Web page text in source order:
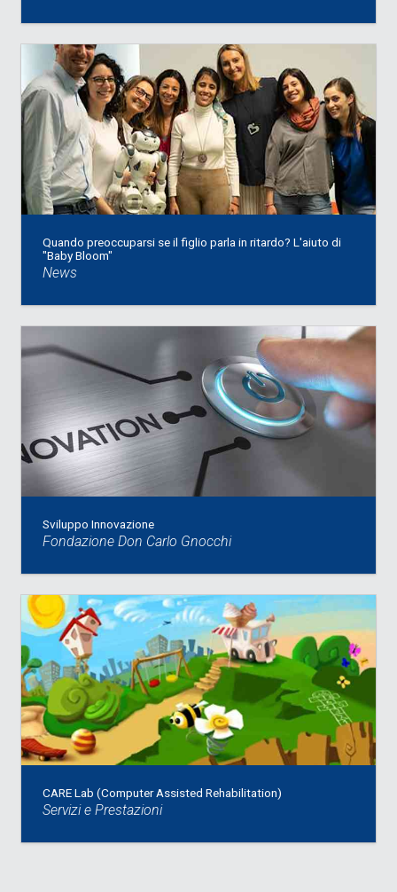
Quando preoccuparsi se il figlio parla in ritardo? L'aiuto di
"Baby Bloom"
News
Sviluppo Innovazione
Fondazione Don Carlo Gnocchi
CARE Lab (Computer Assisted Rehabilitation)
Servizi e Prestazioni